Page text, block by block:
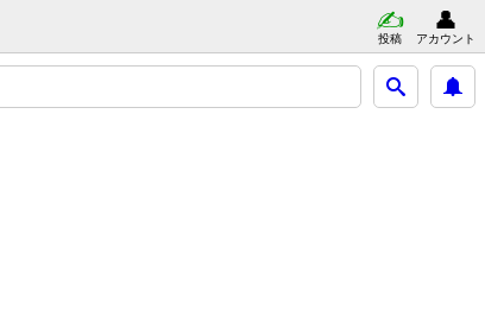
投稿 アカウント